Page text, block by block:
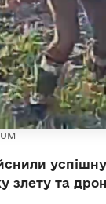
злету та